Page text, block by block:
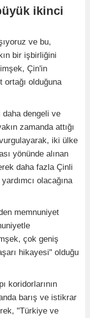
ikinci
ve bu,
bir işbirliğini
Çin'in
olduğuna
dengeli ve
zamanda attığı
vurgulayarak, iki ülke
yönünde alınan
daha fazla Çinli
olacağına
memnuniyet
çok geniş
hikayesi" olduğu
koridorlarının
barış ve istikrar
"Türkiye ve